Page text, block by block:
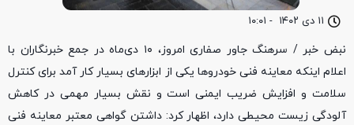
۱۱ دی ۱۴۰۲ - ۱۰:۰۱
نبض خبر / سرهنگ جاور صفاری امروز، ۱۰ دی‌ماه در جمع خبرنگاران با
اعلام اینکه معاینه فنی خودروها یکی از ابزارهای بسیار کار آمد برای کنترل
سلامت و افزایش ضریب ایمنی است و نقش بسیار مهمی در کاهش
آلودگی زیست محیطی دارد، اظهار کرد: داشتن گواهی معتبر معاینه فنی